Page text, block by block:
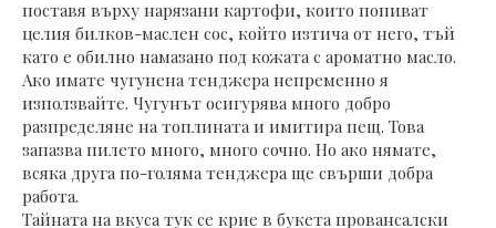
поставя върху нарязани картофи, които попиват
целия билков-маслен сос, който изтича от него, тъй
като е обилно намазано под кожата с ароматно масло.
Ако имате чугунена тенджера непременно я
използвайте. Чугунът осигурява много добро
разпределяне на топлината и имитира пещ. Това
запазва пилето много, много сочно. Но ако нямате,
всяка друга по-голяма тенджера ще свърши добра
работа.
Тайната на вкуса тук се крие в букета провансалски